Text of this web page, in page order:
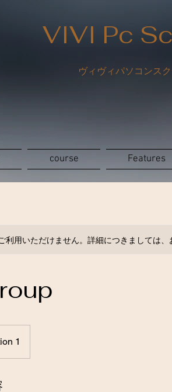
VIVI Pc
ヴィヴィパソコンス
course Features
利用いただけません。詳細につきましては、
1